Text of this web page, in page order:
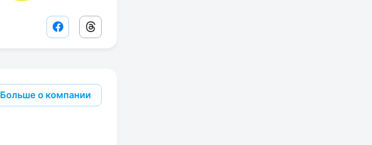
Facebook share link
Threads share link
Больше о компании